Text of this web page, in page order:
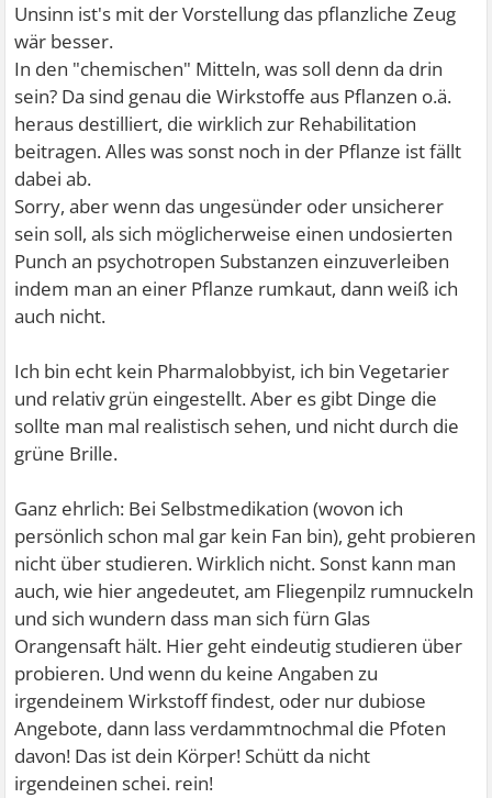
Unsinn ist's mit der Vorstellung das pflanzliche Zeug
wär besser.
In den "chemischen" Mitteln, was soll denn da drin
sein? Da sind genau die Wirkstoffe aus Pflanzen o.ä.
heraus destilliert, die wirklich zur Rehabilitation
beitragen. Alles was sonst noch in der Pflanze ist fällt
dabei ab.
Sorry, aber wenn das ungesünder oder unsicherer
sein soll, als sich möglicherweise einen undosierten
Punch an psychotropen Substanzen einzuverleiben
indem man an einer Pflanze rumkaut, dann weiß ich
auch nicht.
Ich bin echt kein Pharmalobbyist, ich bin Vegetarier
und relativ grün eingestellt. Aber es gibt Dinge die
sollte man mal realistisch sehen, und nicht durch die
grüne Brille.
Ganz ehrlich: Bei Selbstmedikation (wovon ich
persönlich schon mal gar kein Fan bin), geht probieren
nicht über studieren. Wirklich nicht. Sonst kann man
auch, wie hier angedeutet, am Fliegenpilz rumnuckeln
und sich wundern dass man sich fürn Glas
Orangensaft hält. Hier geht eindeutig studieren über
probieren. Und wenn du keine Angaben zu
irgendeinem Wirkstoff findest, oder nur dubiose
Angebote, dann lass verdammtnochmal die Pfoten
davon! Das ist dein Körper! Schütt da nicht
irgendeinen schei. rein!